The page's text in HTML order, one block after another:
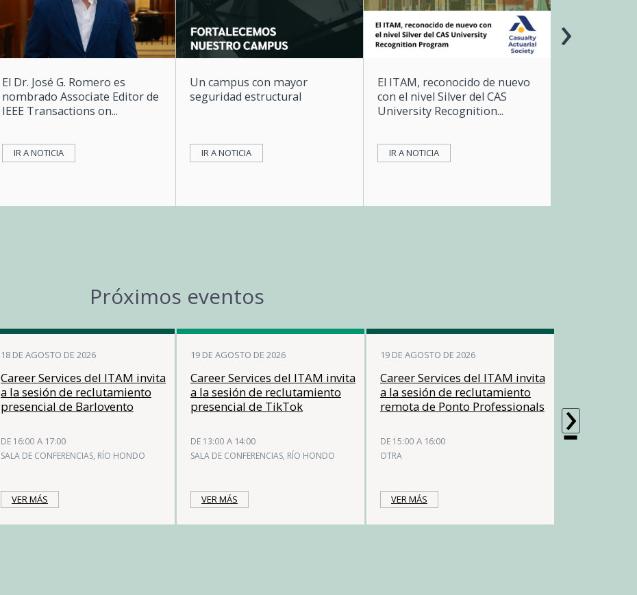
El Dr. José G. Romero es
nombrado Associate Editor de
IEEE Transactions on...
IR A NOTICIA
Un campus con mayor
seguridad estructural
IR A NOTICIA
El ITAM, reconocido de nuevo
con el nivel Silver del CAS
University Recognition...
IR A NOTICIA
›
Próximos eventos
18 DE AGOSTO DE 2026
Career Services del ITAM invita
a la sesión de reclutamiento
presencial de Barlovento
DE 16:00 A 17:00
SALA DE CONFERENCIAS, RÍO HONDO
VER MÁS
19 DE AGOSTO DE 2026
Career Services del ITAM invita
a la sesión de reclutamiento
presencial de TikTok
DE 13:00 A 14:00
SALA DE CONFERENCIAS, RÍO HONDO
VER MÁS
19 DE AGOSTO DE 2026
Career Services del ITAM invita
a la sesión de reclutamiento
remota de Ponto Professionals
DE 15:00 A 16:00
OTRA
VER MÁS
›